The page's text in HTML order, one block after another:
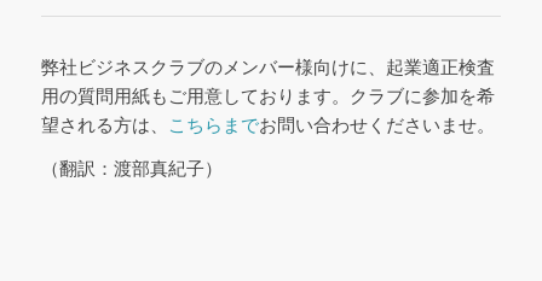
弊社ビジネスクラブのメンバー様向けに、起業適正検査
用の質問用紙もご用意しております。クラブに参加を希
望される方は、
こちらまでお問い合わせくださいませ。
（翻訳：渡部真紀子）